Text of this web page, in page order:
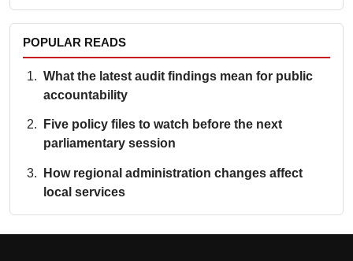
POPULAR READS
What the latest audit findings mean for public
accountability
Five policy files to watch before the next
parliamentary session
How regional administration changes affect
local services